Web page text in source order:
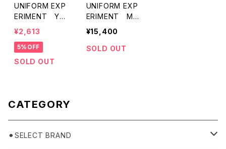
UNIFORM EXP
ERIMENT YU
NI YOSHIDA: F
RUITS PLANE
T POUCH
¥2,613
5%OFF
SOLD OUT
UNIFORM EXP
ERIMENT MA
P-OUT Tote B
¥15,400
SOLD OUT
CATEGORY
⚫︎SELECT BRAND